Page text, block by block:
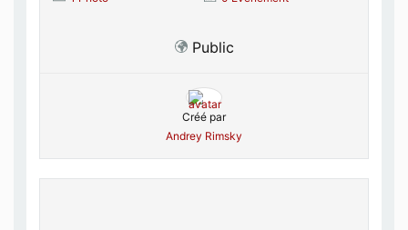
Public
Créé par
Andrey Rimsky